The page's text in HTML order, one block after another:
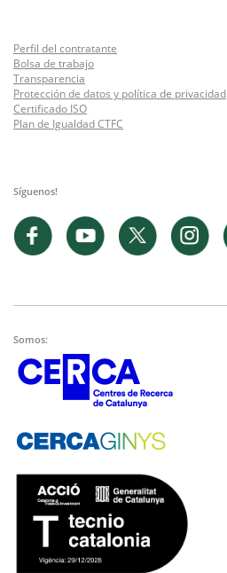
Perfil del contratante
Bolsa de trabajo
Transparencia
Protección de datos y política de privacidad
Certificado ISO
Plan de Igualdad CTFC
Síguenos!
Somos: